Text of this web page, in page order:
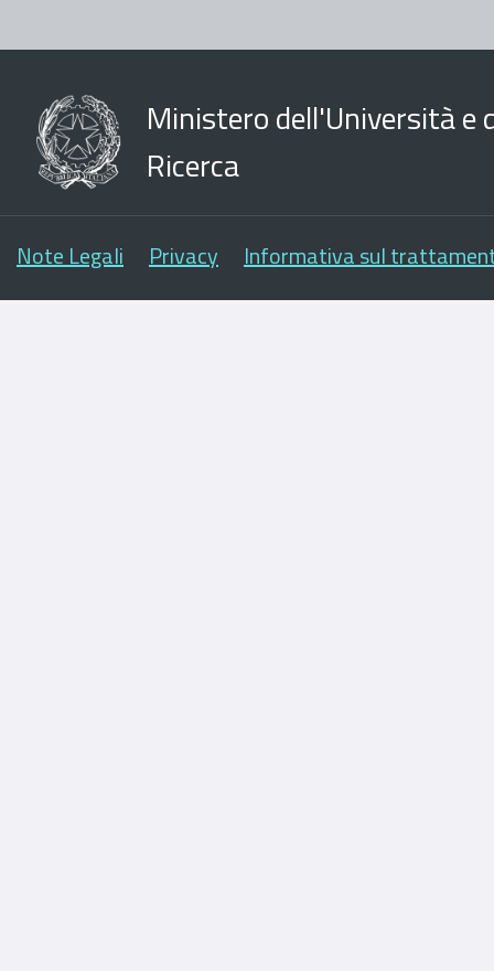
Ministero dell'Università e
Ricerca
Note Legali Privacy Informativa sul